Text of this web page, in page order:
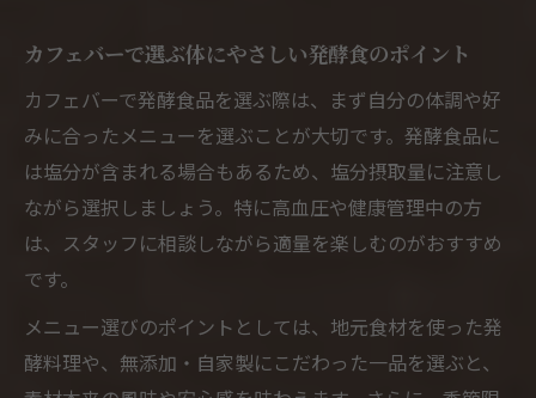
カフェバーで選ぶ体にやさしい発酵食のポイント
カフェバーで発酵食品を選ぶ際は、まず自分の体調や好
みに合ったメニューを選ぶことが大切です。発酵食品に
は塩分が含まれる場合もあるため、塩分摂取量に注意し
ながら選択しましょう。特に高血圧や健康管理中の方
は、スタッフに相談しながら適量を楽しむのがおすすめ
です。
メニュー選びのポイントとしては、地元食材を使った発
酵料理や、無添加・自家製にこだわった一品を選ぶと、